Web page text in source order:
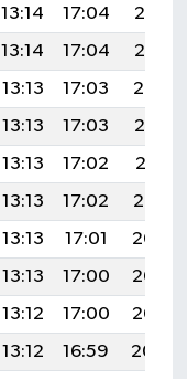
13:14 17:04
20:16
13:14 17:04
20:15
13:13 17:03
20:14
13:13 17:03
20:12
13:13 17:02
20:11
13:13 17:02
20:10
13:13 17:01
20:08
13:13 17:00
20:07
13:12 17:00
20:06
13:12 16:59
20:04